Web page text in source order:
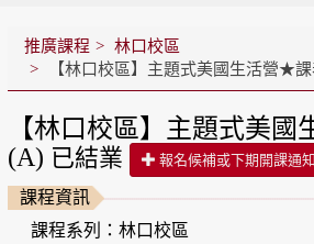
推廣課程
林口校區
【林口校區】主題式美國生活營★
【林口校區】主題式美
(A) 已結業 報名候補或下期開課通知
課程資訊
課程系列：林口校區